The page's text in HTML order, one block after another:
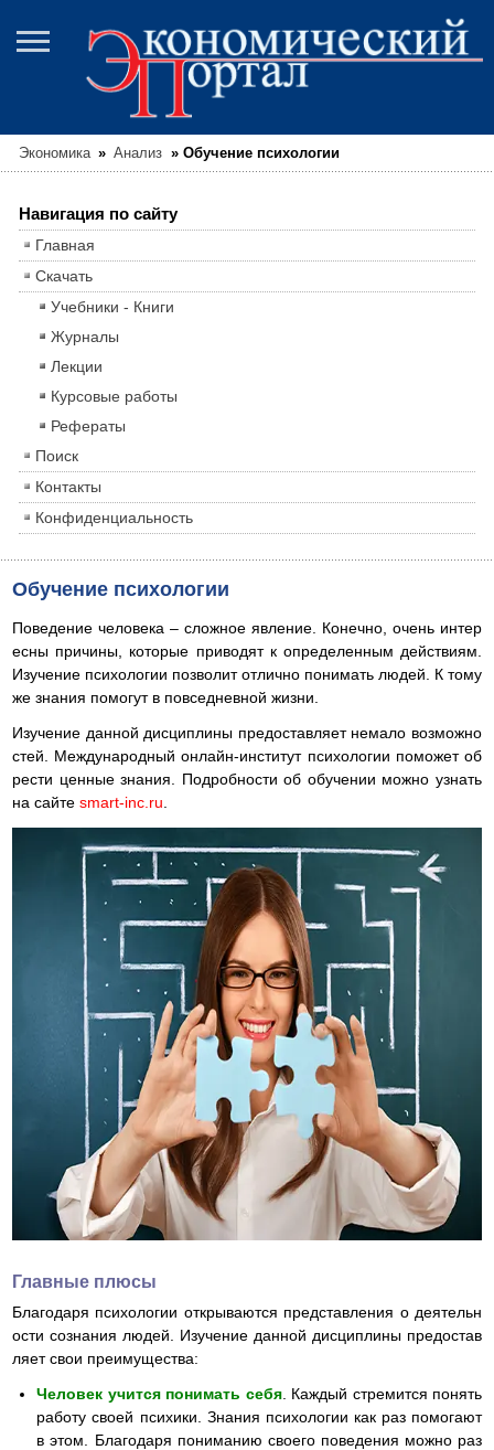
Экономика » Анализ » Обучение психологии
Навигация по сайту
Главная
Скачать
Учебники - Книги
Журналы
Лекции
Курсовые работы
Рефераты
Поиск
Контакты
Конфиденциальность
Обучение психологии
Поведение человека – сложное явление. Конечно, очень интер
есны причины, которые приводят к определенным действиям.
Изучение психологии позволит отлично понимать людей. К тому
же знания помогут в повседневной жизни.
Изучение данной дисциплины предоставляет немало возможно
стей. Международный онлайн-институт психологии поможет об
рести ценные знания. Подробности об обучении можно узнать
на сайте smart-inc.ru.
Главные плюсы
Благодаря психологии открываются представления о деятельн
ости сознания людей. Изучение данной дисциплины предостав
ляет свои преимущества:
Человек учится понимать себя. Каждый стремится понять
работу своей психики. Знания психологии как раз помогают
в этом. Благодаря пониманию своего поведения можно раз